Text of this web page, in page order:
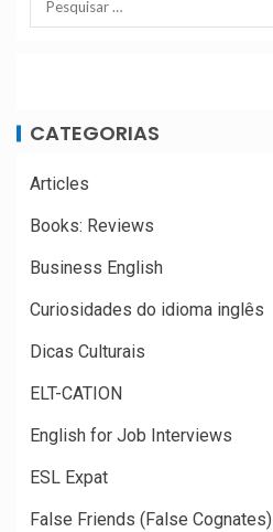
CATEGORIAS
Articles
Books: Reviews
Business English
Curiosidades do idioma inglês
Dicas Culturais
ELT-CATION
English for Job Interviews
ESL Expat
False Friends (False Cognates)